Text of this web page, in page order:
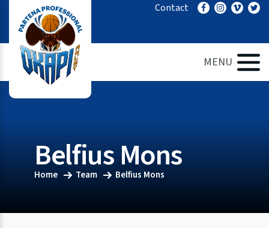
inhoud
Contact
MENU
Belfius Mons
Home Team Belfius Mons